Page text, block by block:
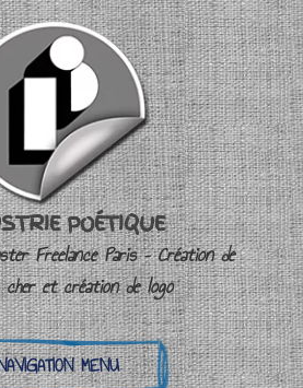
POÉTIQUE
Freelance Paris – Création de
et création de logo
MENU